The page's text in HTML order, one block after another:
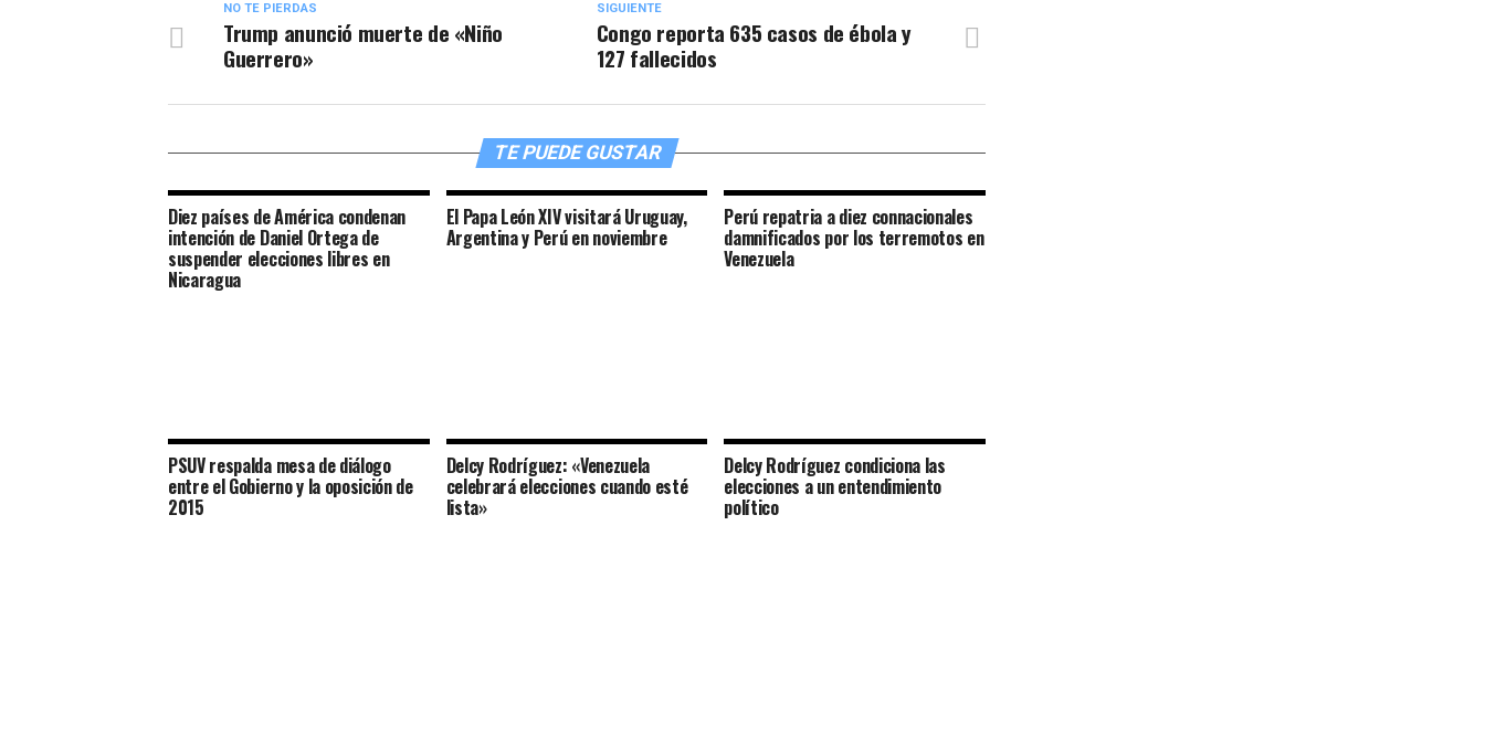
SIGUIENTE
Congo reporta 635 casos de ébola y
127 fallecidos
NO TE PIERDAS
Trump anunció muerte de «Niño
Guerrero»
TE PUEDE GUSTAR
Diez países de América condenan
intención de Daniel Ortega de
suspender elecciones libres en
Nicaragua
El Papa León XIV visitará Uruguay,
Argentina y Perú en noviembre
Perú repatria a diez connacionales
damnificados por los terremotos en
Venezuela
PSUV respalda mesa de diálogo
entre el Gobierno y la oposición de
2015
Delcy Rodríguez: «Venezuela
celebrará elecciones cuando esté
lista»
Delcy Rodríguez condiciona las
elecciones a un entendimiento
político